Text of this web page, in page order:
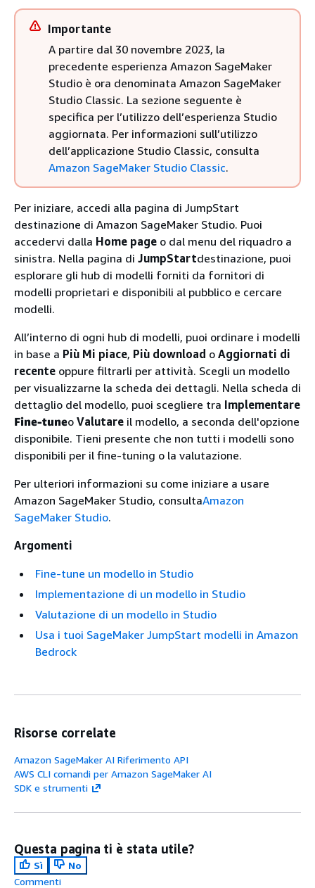
Importante
A partire dal 30 novembre 2023, la
precedente esperienza Amazon SageMaker
Studio è ora denominata Amazon SageMaker
Studio Classic. La sezione seguente è
specifica per l’utilizzo dell’esperienza Studio
aggiornata. Per informazioni sull’utilizzo
dell’applicazione Studio Classic, consulta
Amazon SageMaker Studio Classic.
Per iniziare, accedi alla pagina di JumpStart
destinazione di Amazon SageMaker Studio. Puoi
accedervi dalla Home page o dal menu del riquadro a
sinistra. Nella pagina di JumpStartdestinazione, puoi
esplorare gli hub di modelli forniti da fornitori di
modelli proprietari e disponibili al pubblico e cercare
modelli.
All’interno di ogni hub di modelli, puoi ordinare i modelli
in base a Più Mi piace, Più download o Aggiornati di
recente oppure filtrarli per attività. Scegli un modello
per visualizzarne la scheda dei dettagli. Nella scheda di
dettaglio del modello, puoi scegliere tra Implementare
Fine-tuneo Valutare il modello, a seconda dell'opzione
disponibile. Tieni presente che non tutti i modelli sono
disponibili per il fine-tuning o la valutazione.
Per ulteriori informazioni su come iniziare a usare
Amazon SageMaker Studio, consultaAmazon
SageMaker Studio.
Argomenti
Fine-tune un modello in Studio
Implementazione di un modello in Studio
Valutazione di un modello in Studio
Usa i tuoi SageMaker JumpStart modelli in Amazon
Bedrock
Risorse correlate
Amazon SageMaker AI Riferimento API
AWS CLI comandi per Amazon SageMaker AI
SDK e strumenti
Questa pagina ti è stata utile?
Sì
No
Commenti